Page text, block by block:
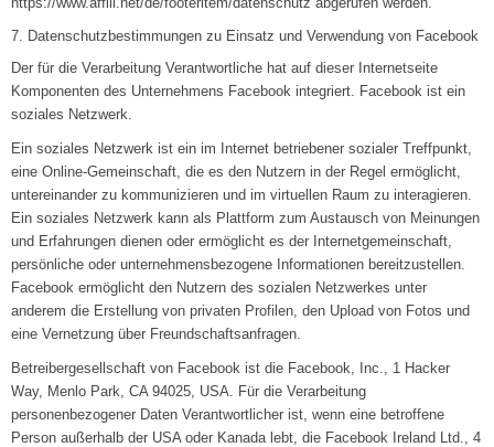
7. Datenschutzbestimmungen zu Einsatz und Verwendung von Facebook
Der für die Verarbeitung Verantwortliche hat auf dieser Internetseite
Komponenten des Unternehmens Facebook integriert. Facebook ist ein
soziales Netzwerk.
Ein soziales Netzwerk ist ein im Internet betriebener sozialer Treffpunkt,
eine Online-Gemeinschaft, die es den Nutzern in der Regel ermöglicht,
untereinander zu kommunizieren und im virtuellen Raum zu interagieren.
Ein soziales Netzwerk kann als Plattform zum Austausch von Meinungen
und Erfahrungen dienen oder ermöglicht es der Internetgemeinschaft,
persönliche oder unternehmensbezogene Informationen bereitzustellen.
Facebook ermöglicht den Nutzern des sozialen Netzwerkes unter
anderem die Erstellung von privaten Profilen, den Upload von Fotos und
eine Vernetzung über Freundschaftsanfragen.
Betreibergesellschaft von Facebook ist die Facebook, Inc., 1 Hacker
Way, Menlo Park, CA 94025, USA. Für die Verarbeitung
personenbezogener Daten Verantwortlicher ist, wenn eine betroffene
Person außerhalb der USA oder Kanada lebt, die Facebook Ireland Ltd., 4